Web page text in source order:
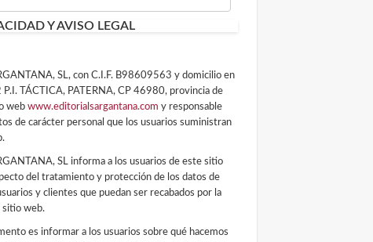
Y AVISO LEGAL
SL, con C.I.F. B98609563 y domicilio en
TÁCTICA, PATERNA, CP 46980, provincia de
webwww.editorialsargantana.com y responsable
de carácter personal que los usuarios suministran
SL informa a los usuarios de este sitio
del tratamiento y protección de los datos de
y clientes que puedan ser recabados por la
sitio web.
es informar a los usuarios sobre qué hacemos